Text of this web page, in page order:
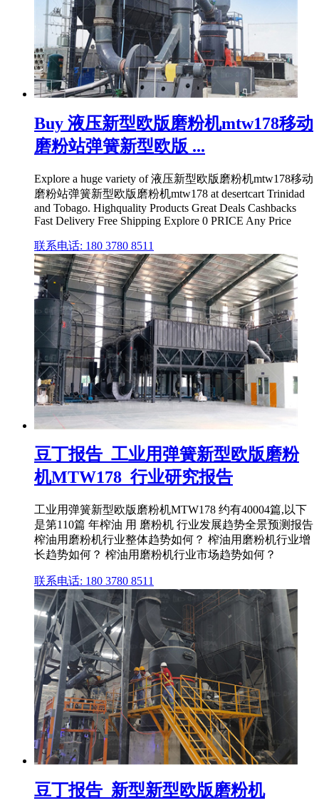
Buy 液压新型欧版磨粉机mtw178移动
磨粉站弹簧新型欧版 ...
Explore a huge variety of 液压新型欧版磨粉机mtw178移动
磨粉站弹簧新型欧版磨粉机mtw178 at desertcart Trinidad
and Tobago. Highquality Products Great Deals Cashbacks
Fast Delivery Free Shipping Explore 0 PRICE Any Price
联系电话: 180 3780 8511
豆丁报告_工业用弹簧新型欧版磨粉
机MTW178_行业研究报告
工业用弹簧新型欧版磨粉机MTW178 约有40004篇,以下
是第110篇 年榨油 用 磨粉机 行业发展趋势全景预测报告
榨油用磨粉机行业整体趋势如何？ 榨油用磨粉机行业增
长趋势如何？ 榨油用磨粉机行业市场趋势如何？
联系电话: 180 3780 8511
豆丁报告_新型新型欧版磨粉机